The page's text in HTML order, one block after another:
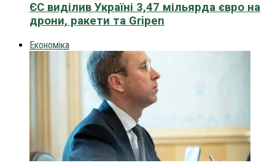
ЄС виділив Україні 3,47 мільярда євро на
дрони, ракети та Gripen
Економіка